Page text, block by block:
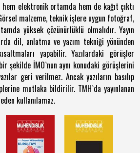
hem elektronik ortamda hem de kağıt çıktı
malzeme, teknik işlere uygun fotoğraf,
yüksek çözünürlüklü olmalıdır. Yayın
dil, anlatma ve yazım tekniği yönünden
yapabilir. Yazılardaki görüşler
şekilde İMO`nun aynı konudaki görüşlerini
geri verilmez. Ancak yazıların basılıp
mutlaka bildirilir. TMH`da yayınlanan
kullanılamaz.